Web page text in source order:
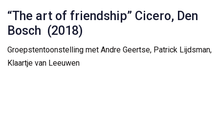
“The art of friendship” Cicero, Den
Bosch (2018)
Groepstentoonstelling met Andre Geertse, Patrick Lijdsman,
Klaartje van Leeuwen